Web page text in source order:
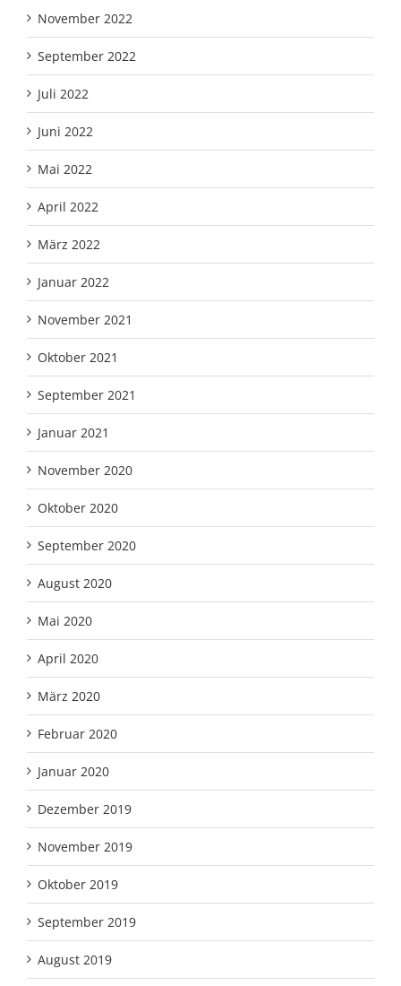
November 2022
September 2022
Juli 2022
Juni 2022
Mai 2022
April 2022
März 2022
Januar 2022
November 2021
Oktober 2021
September 2021
Januar 2021
November 2020
Oktober 2020
September 2020
August 2020
Mai 2020
April 2020
März 2020
Februar 2020
Januar 2020
Dezember 2019
November 2019
Oktober 2019
September 2019
August 2019